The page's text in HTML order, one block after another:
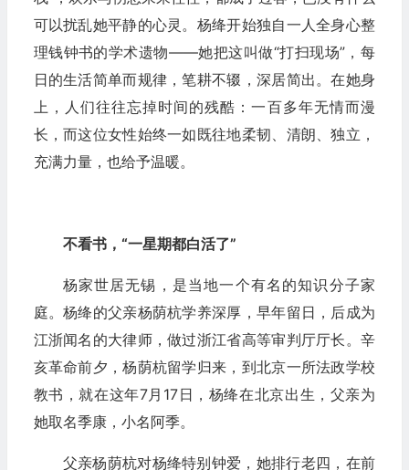
可以扰乱她平静的心灵。杨绛开始独自一人全身心整
理钱钟书的学术遗物——她把这叫做“打扫现场”，每
日的生活简单而规律，笔耕不辍，深居简出。在她身
上，人们往往忘掉时间的残酷：一百多年无情而漫
长，而这位女性始终一如既往地柔韧、清朗、独立，
充满力量，也给予温暖。
不看书，“一星期都白活了”
杨家世居无锡，是当地一个有名的知识分子家
庭。杨绛的父亲杨荫杭学养深厚，早年留日，后成为
江浙闻名的大律师，做过浙江省高等审判厅厅长。辛
亥革命前夕，杨荫杭留学归来，到北京一所法政学校
教书，就在这年7月17日，杨绛在北京出生，父亲为
她取名季康，小名阿季。
父亲杨荫杭对杨绛特别钟爱，她排行老四，在前